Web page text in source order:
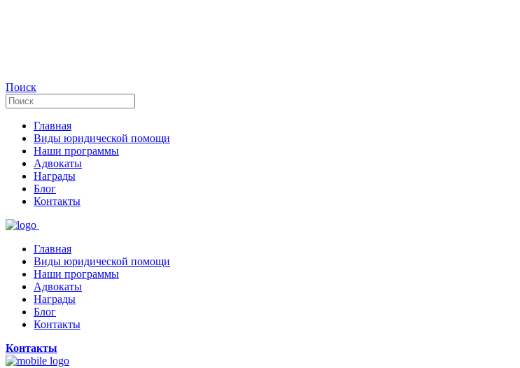
Поиск
Главная
Виды юридической помощи
Наши программы
Адвокаты
Награды
Блог
Контакты
Главная
Виды юридической помощи
Наши программы
Адвокаты
Награды
Блог
Контакты
Контакты